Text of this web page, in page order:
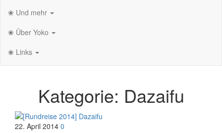
❀ Und mehr
❀ Über Yoko
❀ Links
Kategorie: Dazaifu
22. April 2014 0